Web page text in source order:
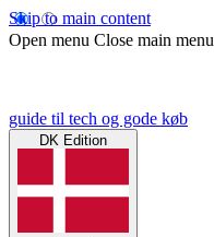
Skip to main content
Open menu Close main menu
guide til tech og gode køb
DK Edition